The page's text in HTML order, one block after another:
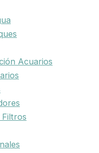
Acuarios
Filtros